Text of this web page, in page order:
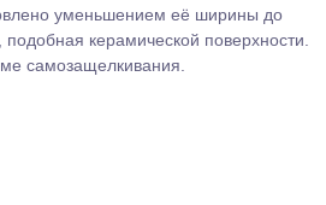
уменьшением её ширины до
керамической поверхности.
самозащелкивания.